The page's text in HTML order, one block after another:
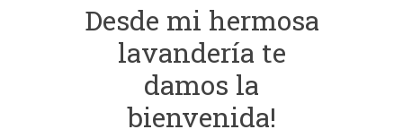
Desde mi hermosa
lavandería te
damos la
bienvenida!